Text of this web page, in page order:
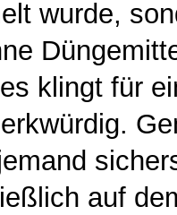
wurde,
klingt für
auf